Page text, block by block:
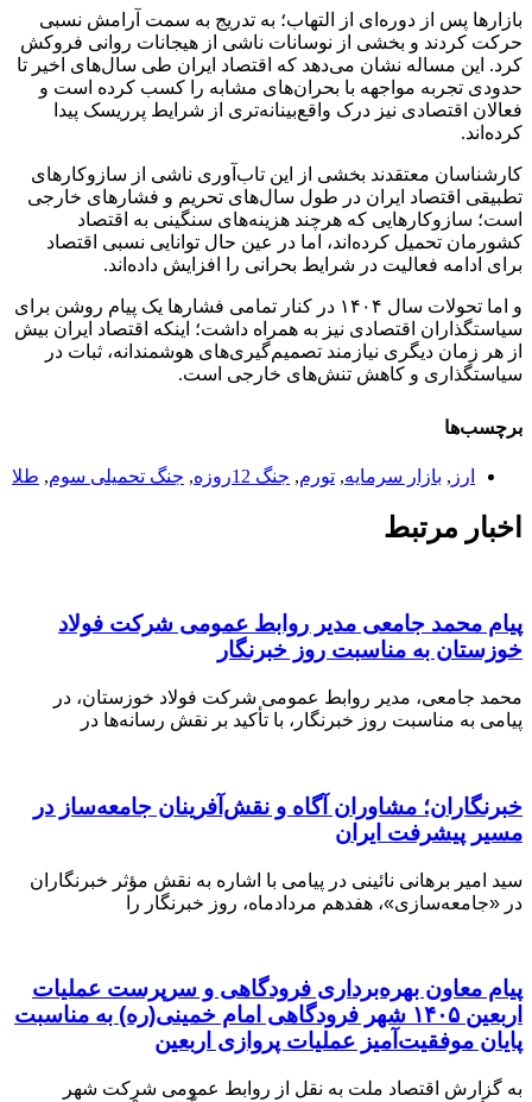
بازارها پس از دوره‌ای از التهاب؛ به ‌تدریج به سمت آرامش نسبی
حرکت کردند و بخشی از نوسانات ناشی از هیجانات روانی فروکش
کرد. این مساله نشان می‌دهد که اقتصاد ایران طی سال‌های اخیر تا
حدودی تجربه مواجهه با بحران‌های مشابه را کسب کرده است و
فعالان اقتصادی نیز درک واقع‌بینانه‌تری از شرایط پرریسک پیدا
کرده‌اند.
کارشناسان معتقدند بخشی از این تاب‌آوری ناشی از سازوکارهای
تطبیقی اقتصاد ایران در طول سال‌های تحریم و فشارهای خارجی
است؛ سازوکارهایی که هرچند هزینه‌های سنگینی به اقتصاد
کشورمان تحمیل کرده‌اند، اما در عین حال توانایی نسبی اقتصاد
برای ادامه فعالیت در شرایط بحرانی را افزایش داده‌اند.
و اما تحولات سال ۱۴۰۴ در کنار تمامی فشارها یک پیام روشن برای
سیاستگذاران اقتصادی نیز به همراه داشت؛ اینکه اقتصاد ایران بیش
از هر زمان دیگری نیازمند تصمیم‌گیری‌های هوشمندانه، ثبات در
سیاستگذاری و کاهش تنش‌های خارجی است.
برچسب‌ها
ارز , بازار سرمایه, تورم, جنگ 12روزه , جنگ تحمیلی سوم, طلا
اخبار مرتبط
پیام محمد جامعی مدیر روابط عمومی شرکت فولاد
خوزستان به مناسبت روز خبرنگار
محمد جامعی، مدیر روابط عمومی شرکت فولاد خوزستان، در
پیامی به مناسبت روز خبرنگار، با تأکید بر نقش رسانه‌ها در
خبرنگاران؛ مشاوران آگاه و نقش‌آفرینان جامعه‌ساز در
مسیر پیشرفت ایران
سید امیر برهانی نائینی در پیامی با اشاره به نقش مؤثر خبرنگاران
در «جامعه‌سازی»، هفدهم مردادماه، روز خبرنگار را
️پیام معاون بهره‌برداری فرودگاهی و سرپرست عملیات
اربعین ۱۴۰۵ شهر فرودگاهی امام خمینی(ره) به مناسبت
پایان موفقیت‌آمیز عملیات پروازی اربعین
به گزارش اقتصاد ملت به نقل از روابط عمومی شرکت شهر